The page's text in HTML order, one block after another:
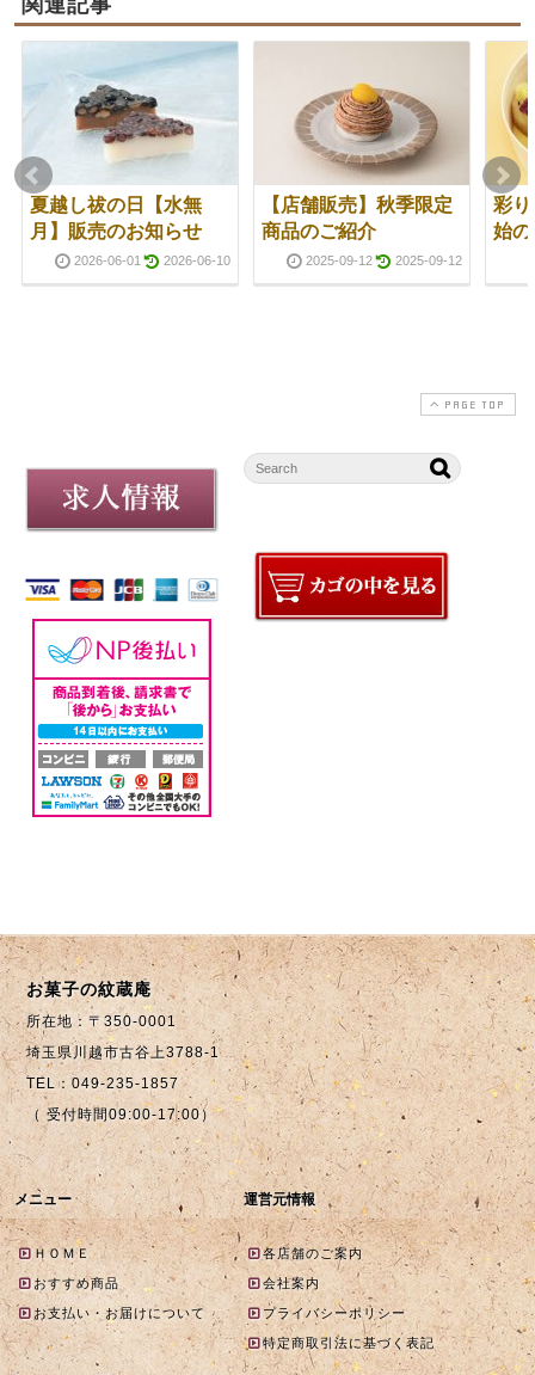
関連記事
夏越し祓の日【水無
月】販売のお知らせ
2026-06-01 2026-06-10
【店舗販売】秋季限定
商品のご紹介
2025-09-12 2025-09-12
彩
始
PAGE TOP
お菓子の紋蔵庵
所在地：〒350-0001
埼玉県川越市古谷上3788-1
TEL：049-235-1857
（ 受付時間09:00-17:00）
メニュー
ＨＯＭＥ
おすすめ商品
お支払い・お届けについて
運営元情報
各店舗のご案内
会社案内
プライバシーポリシー
特定商取引法に基づく表記